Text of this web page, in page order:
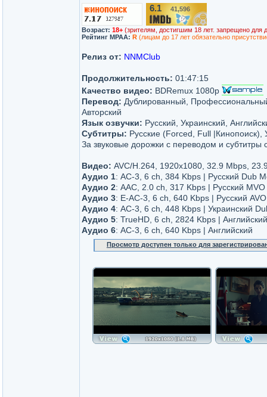
6.1 41,596
Возраст: 18+ (зрителям, достигшим 18 лет. запрещено для
Рейтинг MPAA: R (лицам до 17 лет обязательно
Релиз от: NNMClub
Продолжительность: 01:47:15
Качество видео: BDRemux 1080p
Перевод: Дублированный,
Авторский
Язык озвучки: Русский, Украинский,
Субтитры: Русские (Forced, Full |Кинопоиск),
За звуковые дорожки с переводом и субтитры
Видео: AVC/H.264, 1920x1080, 32.9 Mbps,
Аудио 1: AC-3, 6 ch, 384 Kbps | Русский Dub
Аудио 2: AAC, 2.0 ch, 317 Kbps | Русский
Аудио 3: E-AC-3, 6 ch, 640 Kbps | Русский
Аудио 4: AC-3, 6 ch, 448 Kbps | Украинский
Аудио 5: TrueHD, 6 ch, 2824 Kbps | Английский
Аудио 6: AC-3, 6 ch, 640 Kbps | Английский
Просмотр доступен только для